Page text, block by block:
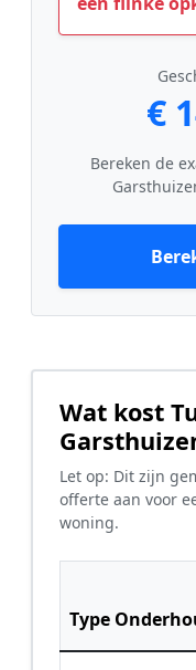
€
Bereken de
Wat kost
Let op: Dit zijn
offerte aan voor
woning.
Type